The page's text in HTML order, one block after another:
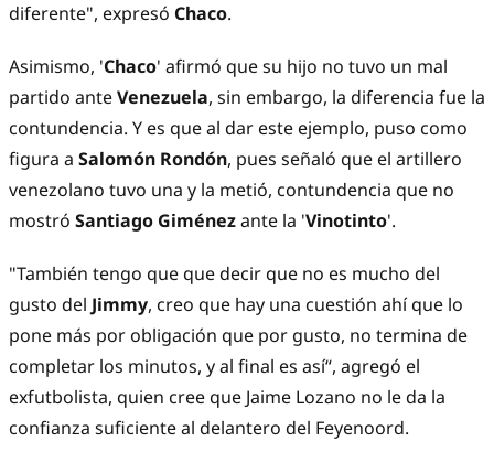
diferente", expresó Chaco.
Asimismo, 'Chaco' afirmó que su hijo no tuvo un mal
partido anteVenezuela, sin embargo, la diferencia fue la
contundencia. Y es que al dar este ejemplo, puso como
figura a Salomón Rondón, pues señaló que el artillero
venezolano tuvo una y la metió, contundencia que no
mostró Santiago Giménezante la 'Vinotinto'.
"También tengo que que decir que no es mucho del
gusto del Jimmy, creo que hay una cuestión ahí que lo
pone más por obligación que por gusto, no termina de
completar los minutos, y al final es así“, agregó el
exfutbolista, quien cree que Jaime Lozano no le da la
confianza suficiente al delantero del Feyenoord.